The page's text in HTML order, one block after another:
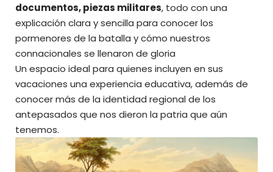
documentos, piezas militares, todo con una
explicación clara y sencilla para conocer los
pormenores de la batalla y cómo nuestros
connacionales se llenaron de gloria
Un espacio ideal para quienes incluyen en sus
vacaciones una experiencia educativa, además de
conocer más de la identidad regional de los
antepasados que nos dieron la patria que aún
tenemos.